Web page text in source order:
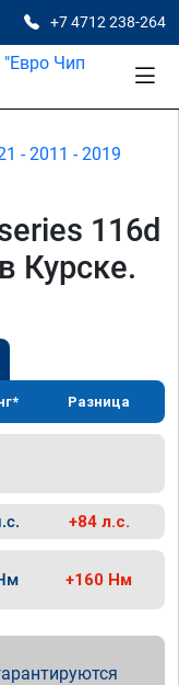
+7 4712 238-264
- 2011 - 2019
116d
Курске.
Разница
+84 л.с.
+160 Нм